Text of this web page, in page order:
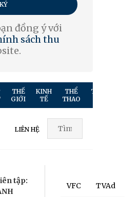
đồng ý với
sách thu
THẾ
GIỚI
KINH
TẾ
THỂ
THAO
TRUYỀN
LIÊN HỆ
tập:
VFC TVAd